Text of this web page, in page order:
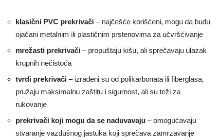
klasični PVC prekrivači – najčešće korišćeni, mogu da budu
ojačani metalnim ili plastičnim prstenovima za učvršćivanje
mrežasti prekrivači – propuštaju kišu, ali sprečavaju ulazak
krupnih nečistoća
tvrdi prekrivači – izrađeni su od polikarbonata ili fiberglasa,
pružaju maksimalnu zaštitu i sigurnost, ali su teži za
rukovanje
prekrivači koji mogu da se naduvavaju – omogućavaju
stvaranje vazdušnog jastuka koji sprečava zamrzavanje